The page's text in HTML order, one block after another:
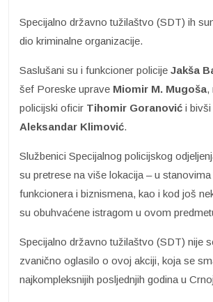
Specijalno državno tužilaštvo (SDT) ih
dio kriminalne organizacije.
Saslušani su i funkcioner policije Jakša
šef Poreske uprave Miomir M. Mugoša,
policijski oficir Tihomir Goranović i
Aleksandar Klimović.
Službenici Specijalnog policijskog
su pretrese na više lokacija – u stanovima
funkcionera i biznismena, kao i kod još
su obuhvaćene istragom u ovom
Specijalno državno tužilaštvo (SDT) nije
zvanično oglasilo o ovoj akciji, koja se
najkompleksnijih posljednjih godina u